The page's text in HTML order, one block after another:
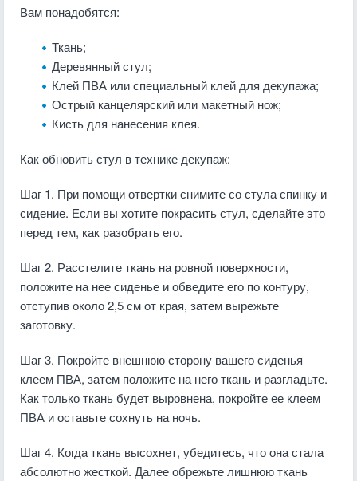
Вам понадобятся:
Ткань;
Деревянный стул;
Клей ПВА или специальный клей для декупажа;
Острый канцелярский или макетный нож;
Кисть для нанесения клея.
Как обновить стул в технике декупаж:
Шаг 1. При помощи отвертки снимите со стула спинку и
сидение. Если вы хотите покрасить стул, сделайте это
перед тем, как разобрать его.
Шаг 2. Расстелите ткань на ровной поверхности,
положите на нее сиденье и обведите его по контуру,
отступив около 2,5 см от края, затем вырежьте
заготовку.
Шаг 3. Покройте внешнюю сторону вашего сиденья
клеем ПВА, затем положите на него ткань и разгладьте.
Как только ткань будет выровнена, покройте ее клеем
ПВА и оставьте сохнуть на ночь.
Шаг 4. Когда ткань высохнет, убедитесь, что она стала
абсолютно жесткой. Далее обрежьте лишнюю ткань